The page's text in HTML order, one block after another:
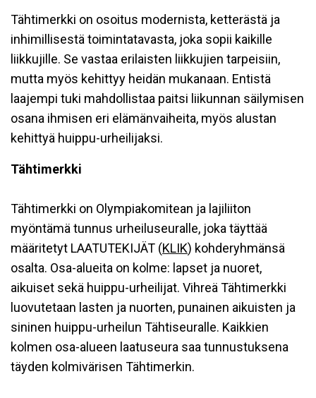
Tähtimerkki on osoitus modernista, ketterästä ja
inhimillisestä toimintatavasta, joka sopii kaikille
liikkujille. Se vastaa erilaisten liikkujien tarpeisiin,
mutta myös kehittyy heidän mukanaan. Entistä
laajempi tuki mahdollistaa paitsi liikunnan säilymisen
osana ihmisen eri elämänvaiheita, myös alustan
kehittyä huippu-urheilijaksi.
Tähtimerkki
Tähtimerkki on Olympiakomitean ja lajiliiton
myöntämä tunnus urheiluseuralle, joka täyttää
määritetyt LAATUTEKIJÄT (KLIK) kohderyhmänsä
osalta. Osa-alueita on kolme: lapset ja nuoret,
aikuiset sekä huippu-urheilijat. Vihreä Tähtimerkki
luovutetaan lasten ja nuorten, punainen aikuisten ja
sininen huippu-urheilun Tähtiseuralle. Kaikkien
kolmen osa-alueen laatuseura saa tunnustuksena
täyden kolmivärisen Tähtimerkin.